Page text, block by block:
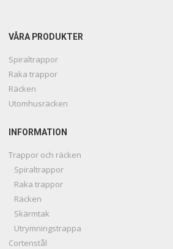
VÅRA PRODUKTER
Spiraltrappor
Raka trappor
Räcken
Utomhusräcken
INFORMATION
Trappor och räcken
Spiraltrappor
Raka trappor
Räcken
Skärmtak
Utrymningstrappa
Cortenstål